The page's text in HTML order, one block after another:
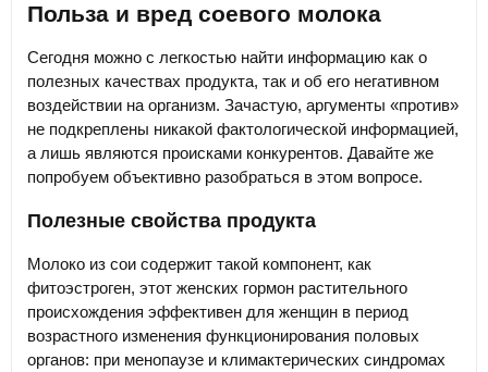
Польза и вред соевого молока
Сегодня можно с легкостью найти информацию как о
полезных качествах продукта, так и об его негативном
воздействии на организм. Зачастую, аргументы «против»
не подкреплены никакой фактологической информацией,
а лишь являются происками конкурентов. Давайте же
попробуем объективно разобраться в этом вопросе.
Полезные свойства продукта
Молоко из сои содержит такой компонент, как
фитоэстроген, этот женских гормон растительного
происхождения эффективен для женщин в период
возрастного изменения функционирования половых
органов: при менопаузе и климактерических синдромах